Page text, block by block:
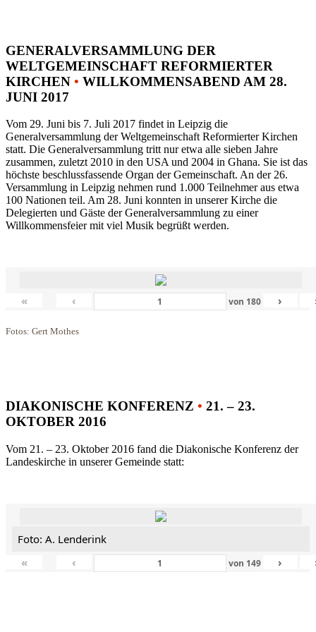
GENERALVERSAMMLUNG DER
WELTGEMEINSCHAFT REFORMIERTER
KIRCHEN • WILLKOMMENSABEND AM 28.
JUNI 2017
Vom 29. Juni bis 7. Juli 2017 findet in Leipzig die
Generalversammlung der Weltgemeinschaft Reformierter Kirchen
statt. Die Generalversammlung tritt nur etwa alle sieben Jahre
zusammen, zuletzt 2010 in den USA und 2004 in Ghana. Sie ist das
höchste beschlussfassende Organ der Gemeinschaft. An der 26.
Versammlung in Leipzig nehmen rund 1.000 Teilnehmer aus etwa
100 Nationen teil. Am 28. Juni konnten in unserer Kirche die
Delegierten und Gäste der Generalversammlung zu einer
Willkommensfeier mit viel Musik begrüßt werden.
« ‹ von 180 ›
Fotos: Gert Mothes
DIAKONISCHE KONFERENZ • 21. – 23.
OKTOBER 2016
Vom 21. – 23. Oktober 2016 fand die Diakonische Konferenz der
Landeskirche in unserer Gemeinde statt:
Foto: A. Lenderink
«
‹ von 149 ›